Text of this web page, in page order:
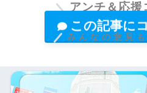
アンチ＆応援
この記事に
みんなの意見